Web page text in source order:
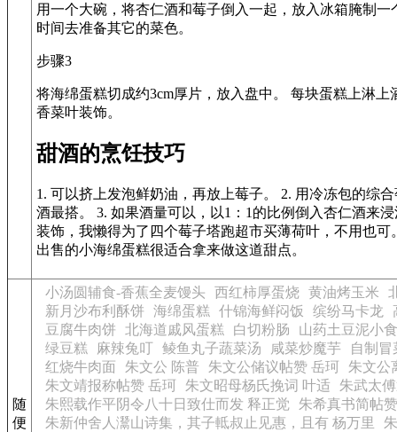
用一个大碗，将杏仁酒和莓子倒入一起，放入冰箱腌制
时间去准备其它的菜色。
步骤3
将海绵蛋糕切成约3cm厚片，放入盘中。 每块蛋糕上淋
香菜叶装饰。
甜酒的烹饪技巧
1. 可以挤上发泡鲜奶油，再放上莓子。 2. 用冷冻包的综
酒最搭。 3. 如果酒量可以，以1：1的比例倒入杏仁酒来
装饰，我懒得为了四个莓子塔跑超市买薄荷叶，不用也
出售的小海绵蛋糕很适合拿来做这道甜点。
随
便
小汤圆辅食-香蕉全麦馒头 西红柿厚蛋烧 黄油烤玉米
新月沙布利酥饼
海绵蛋糕 什锦海鲜闷饭 缤纷马卡龙
豆腐牛肉饼
北海道戚风蛋糕 白切粉肠
山药土豆泥小食
绿豆糕
麻辣兔叮 鲮鱼丸子蔬菜汤 咸菜炒魔芋
自制冒
红烧牛肉面
朱文公 陈普 朱文公储议帖赞 岳珂
朱文公
朱文靖报称帖赞 岳珂
朱文昭母杨氏挽词 叶适
朱武太
朱熙载作平阴令八十日致仕而发 释正觉
朱希真书简帖
朱新仲舍人灊山诗集，其子軧叔止见惠，且有 杨万里